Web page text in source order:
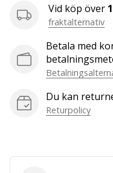
artiklar
Vid köp över
fraktalternativ
Betala med
Du kan
Returpolicy